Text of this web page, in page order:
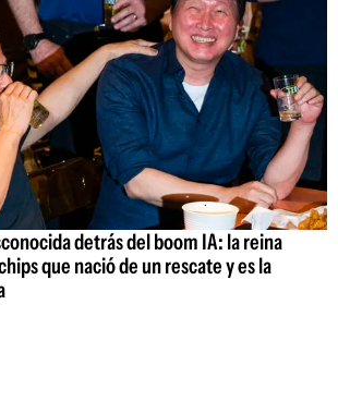
detrás del boom IA: la reina
que nació de un rescate y es la